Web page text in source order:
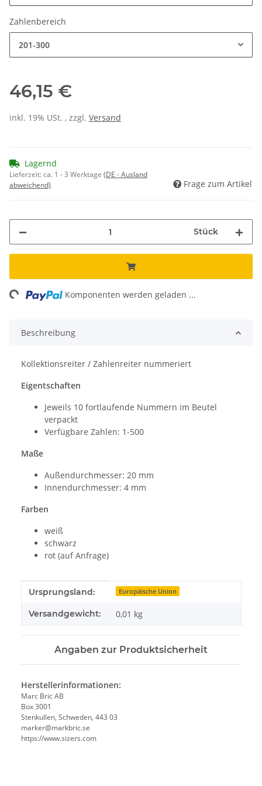
Zahlenbereich
201-300
46,15 €
inkl. 19% USt. , zzgl. Versand
Lagernd
Lieferzeit:ca. 1 - 3 Werktage (DE - Ausland
abweichend)
Frage zum Artikel
Stück
Komponenten werden geladen ...
Beschreibung
Kollektionsreiter / Zahlenreiter nummeriert
Eigentschaften
Jeweils 10 fortlaufende Nummern im Beutel
verpackt
Verfügbare Zahlen: 1-500
Maße
Außendurchmesser: 20 mm
Innendurchmesser: 4 mm
Farben
weiß
schwarz
rot (auf Anfrage)
Produkteigenschaft
Wert
Ursprungsland: Europäische Union
Versandgewicht: 0,01 kg
Angaben zur Produktsicherheit
Herstellerinformationen:
Marc Bric AB
Box 3001
Stenkullen, Schweden, 443 03
marker@markbric.se
https://www.sizers.com